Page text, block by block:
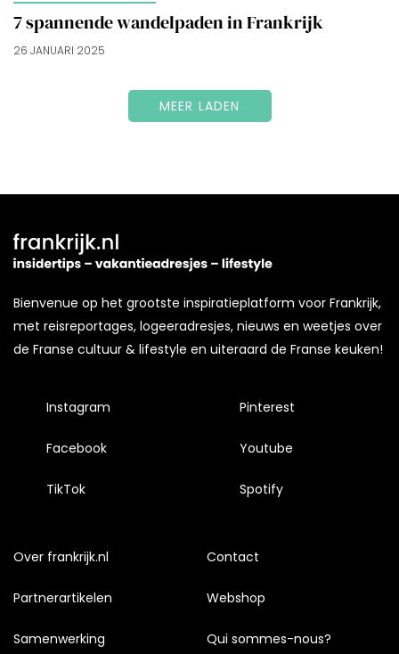
7 spannende wandelpaden in Frankrijk
26 JANUARI 2025
MEER LADEN
Bienvenue op het grootste inspiratieplatform voor Frankrijk,
met reisreportages, logeeradresjes, nieuws en weetjes over
de Franse cultuur & lifestyle en uiteraard de Franse keuken!
Instagram
Facebook
TikTok
Pinterest
Youtube
Spotify
Over frankrijk.nl
Partnerartikelen
Samenwerking
Contact
Webshop
Qui sommes-nous?